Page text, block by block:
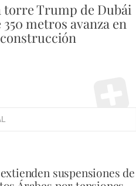
torre Trump de Dubái
350 metros avanza en
suspensiones de